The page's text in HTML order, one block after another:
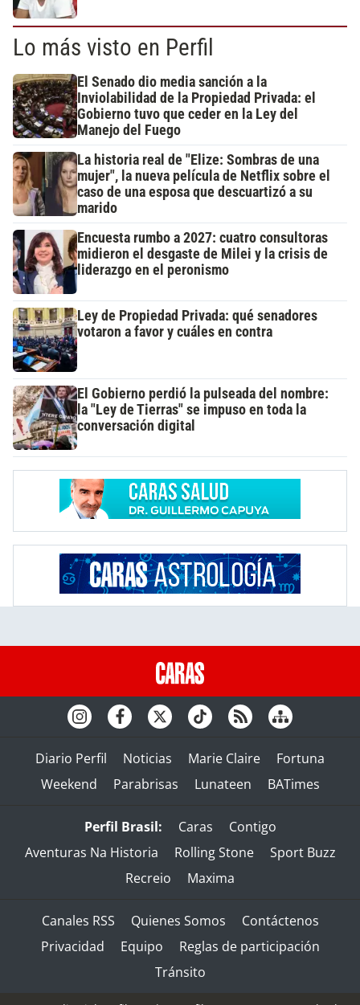
Lo más visto en Perfil
El Senado dio media sanción a la
Inviolabilidad de la Propiedad Privada: el
Gobierno tuvo que ceder en la Ley del
Manejo del Fuego
La historia real de "Elize: Sombras de una
mujer", la nueva película de Netflix sobre el
caso de una esposa que descuartizó a su
marido
Encuesta rumbo a 2027: cuatro consultoras
midieron el desgaste de Milei y la crisis de
liderazgo en el peronismo
Ley de Propiedad Privada: qué senadores
votaron a favor y cuáles en contra
El Gobierno perdió la pulseada del nombre:
la "Ley de Tierras" se impuso en toda la
conversación digital
Diario Perfil Noticias Marie Claire
Fortuna
Weekend
Parabrisas Lunateen BATimes
Perfil Brasil: Caras
Contigo
Aventuras Na Historia
Rolling Stone
Sport Buzz
Recreio
Maxima
Canales RSS Quienes Somos
Contáctenos
Privacidad
Equipo
Reglas de participación
Tránsito